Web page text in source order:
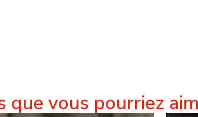
que vous pourriez